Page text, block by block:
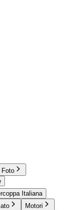
Foto
Italiana
Motori